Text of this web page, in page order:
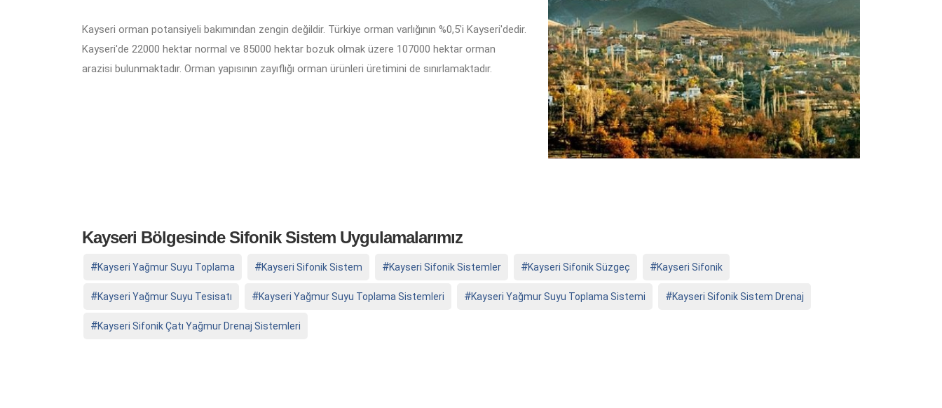
Kayseri orman potansiyeli bakımından zengin değildir. Türkiye orman varlığının %0,5'i Kayseri'dedir.
Kayseri'de 22000 hektar normal ve 85000 hektar bozuk olmak üzere 107000 hektar orman
arazisi bulunmaktadır. Orman yapısının zayıflığı orman ürünleri üretimini de sınırlamaktadır.
Kayseri Bölgesinde Sifonik Sistem Uygulamalarımız
Kayseri Yağmur Suyu Toplama Kayseri Sifonik Sistem Kayseri Sifonik Sistemler Kayseri Sifonik Süzgeç Kayseri Sifonik
Kayseri Yağmur Suyu Tesisatı Kayseri Yağmur Suyu Toplama Sistemleri Kayseri Yağmur Suyu Toplama Sistemi Kayseri Sifonik Sistem Drenaj
Kayseri Sifonik Çatı Yağmur Drenaj Sistemleri